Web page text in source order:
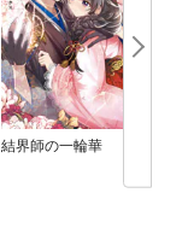
結界師の一輪華